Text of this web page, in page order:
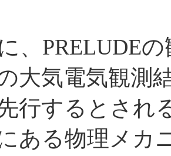
、PRELUDE
大気電気観測
行するとされ
ある物理メカ